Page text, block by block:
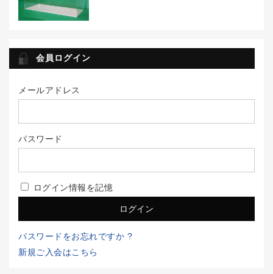
会員ログイン
メールアドレス
パスワード
ログイン情報を記憶
パスワードをお忘れですか ?
新規ご入会はこちら